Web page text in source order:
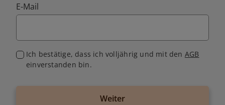
E-Mail
Ich bestätige, dass ich volljährig und mit den AGB
einverstanden bin.
Weiter